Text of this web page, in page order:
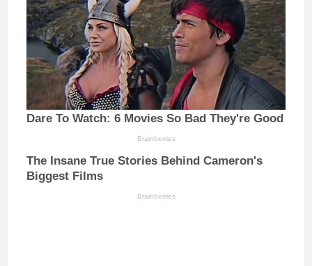
Dare To Watch: 6 Movies So Bad They're Good
Brainberries
The Insane True Stories Behind Cameron's
Biggest Films
Brainberries